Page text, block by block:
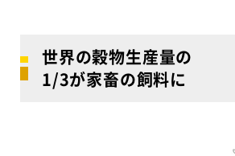
世界の穀物生産量の
1/3が家畜の飼料に